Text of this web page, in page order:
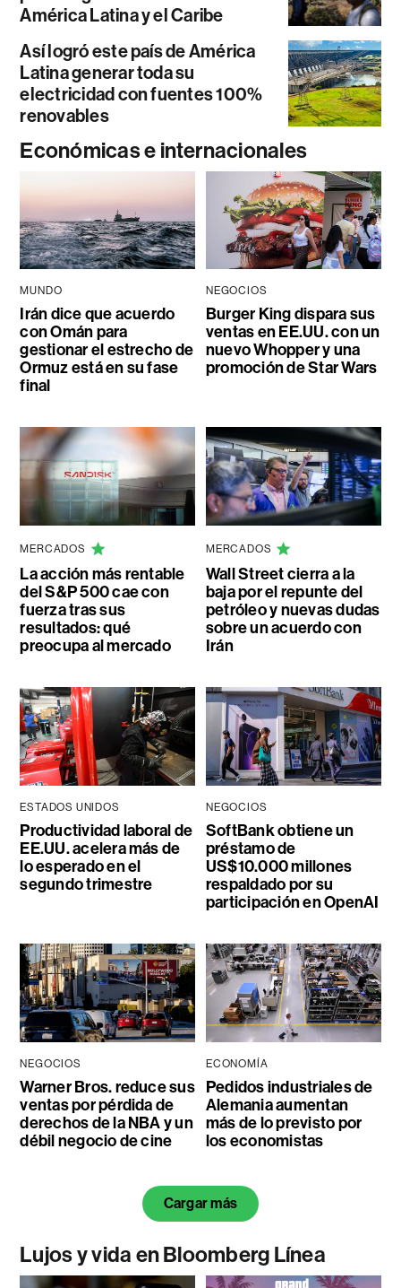
América Latina y el Caribe
Así logró este país de América
Latina generar toda su
electricidad con fuentes 100%
renovables
Económicas e internacionales
MUNDO
Irán dice que acuerdo
con Omán para
gestionar el estrecho de
Ormuz está en su fase
final
NEGOCIOS
Burger King dispara sus
ventas en EE.UU. con un
nuevo Whopper y una
promoción de Star Wars
MERCADOS
La acción más rentable
del S&P 500 cae con
fuerza tras sus
resultados: qué
preocupa al mercado
MERCADOS
Wall Street cierra a la
baja por el repunte del
petróleo y nuevas dudas
sobre un acuerdo con
Irán
ESTADOS UNIDOS
Productividad laboral de
EE.UU. acelera más de
lo esperado en el
segundo trimestre
NEGOCIOS
SoftBank obtiene un
préstamo de
US$10.000 millones
respaldado por su
participación en OpenAI
NEGOCIOS
Warner Bros. reduce sus
ventas por pérdida de
derechos de la NBA y un
débil negocio de cine
ECONOMÍA
Pedidos industriales de
Alemania aumentan
más de lo previsto por
los economistas
Cargar más
Lujos y vida en Bloomberg Línea